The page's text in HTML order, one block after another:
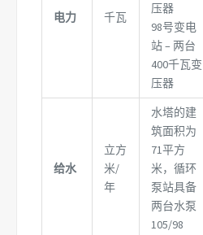
电力 千瓦
压器
98号变电
站 – 两台
400千瓦变
压器
给水
立方
米/
年
水塔的建
筑面积为
71平方
米，循环
泵站具备
两台水泵
105/98